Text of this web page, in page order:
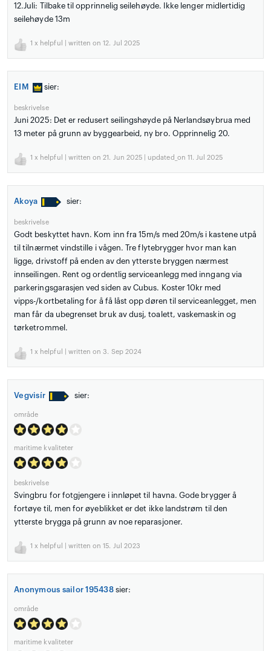
12.Juli: Tilbake til opprinnelig seilehøyde. Ikke lenger midlertidig
seilehøyde 13m
1 x helpful | written on 12. Jul 2025
EIM sier:
beskrivelse
Juni 2025: Det er redusert seilingshøyde på Nerlandsøybrua med
13 meter på grunn av byggearbeid, ny bro. Opprinnelig 20.
1 x helpful | written on 21. Jun 2025 | updated_on 11. Jul 2025
Akoya sier:
beskrivelse
Godt beskyttet havn. Kom inn fra 15m/s med 20m/s i kastene utpå
til tilnærmet vindstille i vågen. Tre flytebrygger hvor man kan
ligge, drivstoff på enden av den ytterste bryggen nærmest
innseilingen. Rent og ordentlig serviceanlegg med inngang via
parkeringsgarasjen ved siden av Cubus. Koster 10kr med
vipps-/kortbetaling for å få låst opp døren til serviceanlegget, men
man får da ubegrenset bruk av dusj, toalett, vaskemaskin og
tørketrommel.
1 x helpful | written on 3. Sep 2024
Vegvisír sier:
område
maritime kvaliteter
beskrivelse
Svingbru for fotgjengere i innløpet til havna. Gode brygger å
fortøye til, men for øyeblikket er det ikke landstrøm til den
ytterste brygga på grunn av noe reparasjoner.
1 x helpful | written on 15. Jul 2023
Anonymous sailor 195438sier:
område
maritime kvaliteter